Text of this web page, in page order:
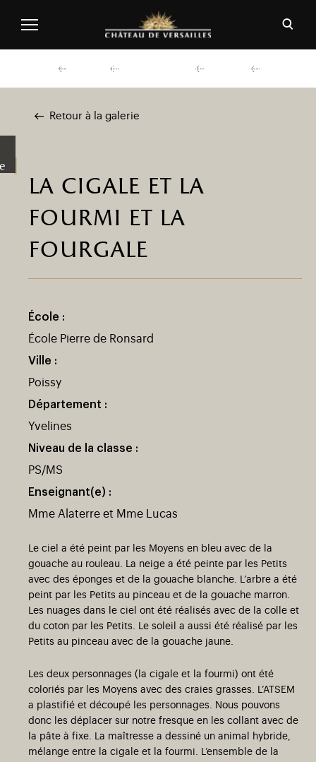
onglet)
nouvel onglet)
fenêtre modale)
de l'application (ouverture dans un nouvel onglet)
Découvrir Préparer ma visite Actualités Agenda
Retour à la galerie
la cigale et la
fourmi et la
fourgale
École :
École Pierre de Ronsard
Ville :
Poissy
Département :
Yvelines
Niveau de la classe :
PS/MS
Enseignant(e) :
Mme Alaterre et Mme Lucas
Le ciel a été peint par les Moyens en bleu avec de la
gouache au rouleau. La neige a été peinte par les Petits
avec des éponges et de la gouache blanche. L’arbre a été
peint par les Petits au pinceau et de la gouache marron.
Les nuages dans le ciel ont été réalisés avec de la colle et
du coton par les Petits. Le soleil a aussi été réalisé par les
Petits au pinceau avec de la gouache jaune.
Les deux personnages (la cigale et la fourmi) ont été
coloriés par les Moyens avec des craies grasses. L’ATSEM
a plastifié et découpé les personnages. Nous pouvons
donc les déplacer sur notre fresque en les collant avec de
la pâte à fixe. La maîtresse a dessiné un animal hybride,
mélange entre la cigale et la fourmi. L’ensemble de la